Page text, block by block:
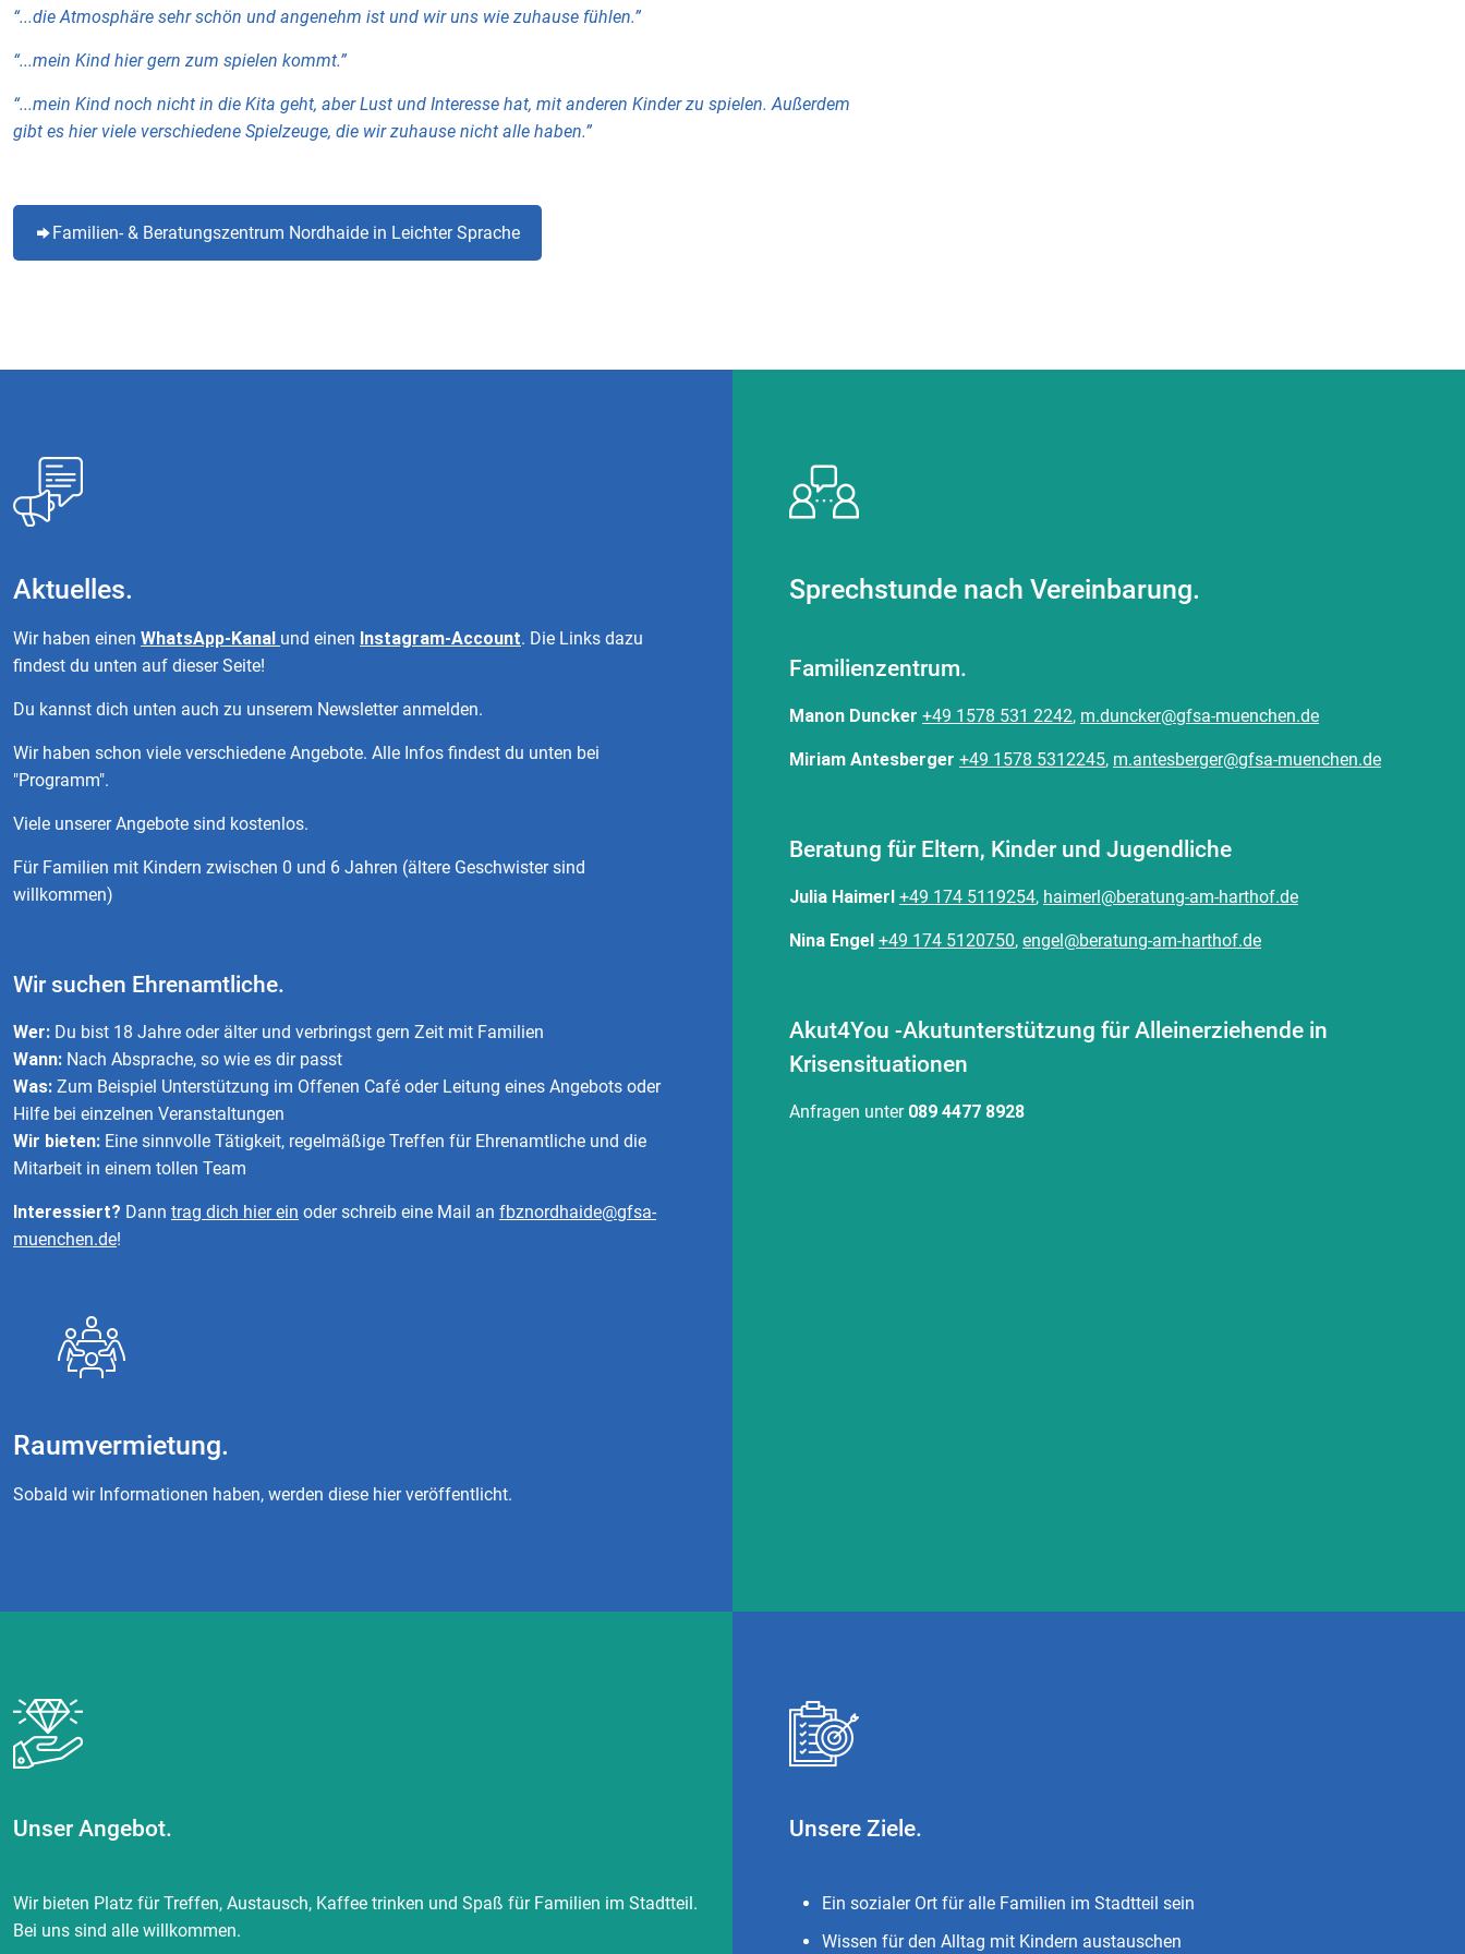
“...die Atmosphäre sehr schön und angenehm ist und wir uns wie zuhause fühlen.”
“...mein Kind hier gern zum spielen kommt.”
“...mein Kind noch nicht in die Kita geht, aber Lust und Interesse hat, mit anderen Kinder zu spielen. Außerdem
gibt es hier viele verschiedene Spielzeuge, die wir zuhause nicht alle haben.”
Familien- & Beratungszentrum Nordhaide in Leichter Sprache
Aktuelles.
Wir haben einen WhatsApp-Kanal und einen Instagram-Account. Die Links dazu
findest du unten auf dieser Seite!
Du kannst dich unten auch zu unserem Newsletter anmelden.
Wir haben schon viele verschiedene Angebote. Alle Infos findest du unten bei
"Programm".
Viele unserer Angebote sind kostenlos.
Für Familien mit Kindern zwischen 0 und 6 Jahren (ältere Geschwister sind
willkommen)
Wir suchen Ehrenamtliche.
Wer: Du bist 18 Jahre oder älter und verbringst gern Zeit mit Familien
Wann: Nach Absprache, so wie es dir passt
Was: Zum Beispiel Unterstützung im Offenen Café oder Leitung eines Angebots oder
Hilfe bei einzelnen Veranstaltungen
Wir bieten: Eine sinnvolle Tätigkeit, regelmäßige Treffen für Ehrenamtliche und die
Mitarbeit in einem tollen Team
Interessiert? Dann trag dich hier ein oder schreib eine Mail an fbznordhaide@gfsa-
muenchen.de!
Raumvermietung.
Sobald wir Informationen haben, werden diese hier veröffentlicht.
Sprechstunde nach Vereinbarung.
Familienzentrum.
Manon Duncker +49 1578 531 2242, m.duncker@gfsa-muenchen.de
Miriam Antesberger +49 1578 5312245, m.antesberger@gfsa-muenchen.de
Beratung für Eltern, Kinder und Jugendliche
Julia Haimerl +49 174 5119254, haimerl@beratung-am-harthof.de
Nina Engel +49 174 5120750, engel@beratung-am-harthof.de
Akut4You -Akutunterstützung für Alleinerziehende in
Krisensituationen
Anfragen unter089 4477 8928
Unser Angebot.
Wir bieten Platz für Treffen, Austausch, Kaffee trinken und Spaß für Familien im Stadtteil.
Bei uns sind alle willkommen.
Unsere Ziele.
Ein sozialer Ort für alle Familien im Stadtteil sein
Wissen für den Alltag mit Kindern austauschen